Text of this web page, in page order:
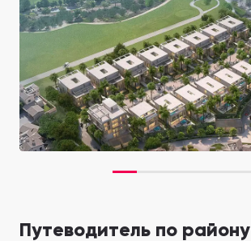
Путеводитель по району